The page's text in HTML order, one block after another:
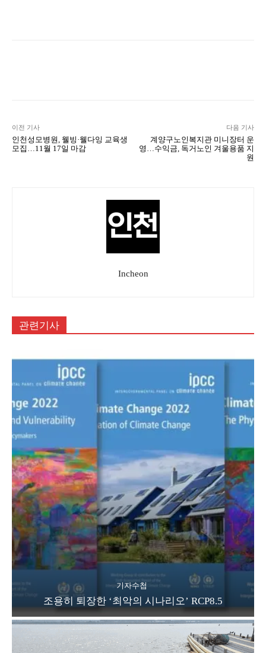
이전 기사
인천성모병원, 웰빙·웰다잉 교육생
모집…11월 17일 마감
다음 기사
계양구노인복지관 미니장터 운
영…수익금, 독거노인 겨울용품 지
원
Incheon
관련기사
기자수첩
조용히 퇴장한 ‘최악의 시나리오’ RCP8.5